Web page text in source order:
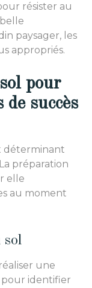
résister au
paysager, les
appropriés.
pour
succès
déterminant
préparation
elle
au moment
sol
une
pour identifier